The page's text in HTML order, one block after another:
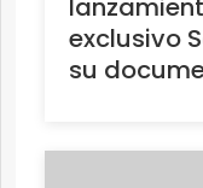
exclusivo
su